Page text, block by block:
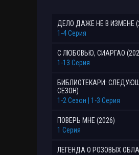
ДЕЛО ДАЖЕ НЕ В ИЗМЕНЕ
1-4 Серия
С ЛЮБОВЬЮ, СИАРГАО
1-13 Серия
БИБЛИОТЕКАРИ:
СЕЗОН)
1-2 Сезон | 1-3 Серия
ПОВЕРЬ МНЕ (2026)
1 Серия
ЛЕГЕНДА О РОЗОВЫХ